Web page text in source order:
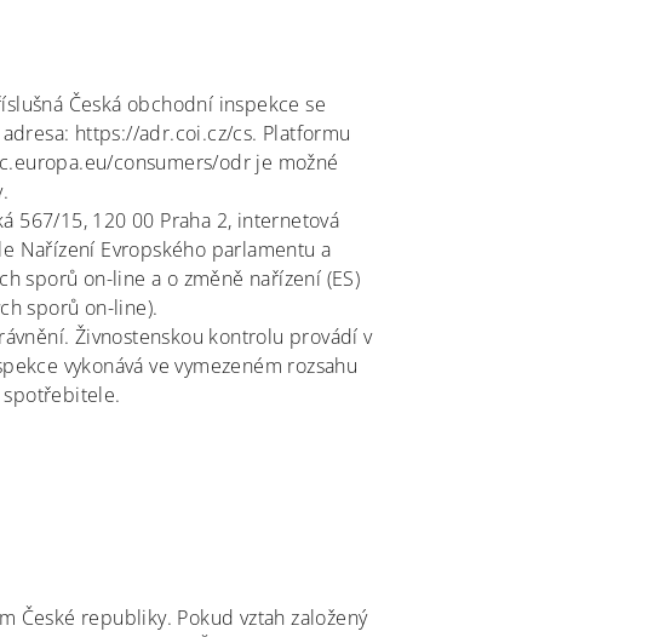
Česká obchodní inspekce se
https://adr.coi.cz/cs. Platformu
consumers/odr je možné
567/15, 120 00 Praha 2, internetová
Nařízení Evropského parlamentu a
sporů on-line a o změně nařízení (ES)
sporů on-line).
Živnostenskou kontrolu provádí v
vykonává ve vymezeném rozsahu
spotřebitele.
České republiky. Pokud vztah založený